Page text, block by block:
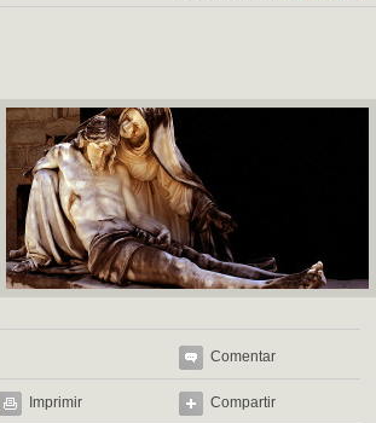
Comentar
Imprimir Compartir